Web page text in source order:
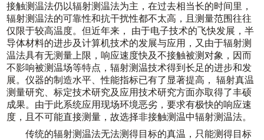
接触测温法仍以辐射测温法为主，在过去相当长的时间里，
辐射测温法的可靠性和抗干扰性都不太高，且测量范围往往
仅限于较高温度。但近年来，
由于电子技术的飞快发展，半
导体材料的进步及计算机技术的发展与应用，又由于辐射测
温法具有无测量上限，响应速度快及不接触被测对象，因而
不影响被测温场等特点，辐射测温技术得到长足的进步和发
展。仪器的制造水平、性能指标已有了显著提高，
辐射真温
测量研究、标定技术研究及应用技术研究方面亦取得了丰硕
成果。由于此系统应用现场环境恶劣，要求有极快的响应速
度，且不可能直接测量，故选择非接触测温中辐射测温法。
传统的辐射测温法无法测得目标的真温，只能测得目标